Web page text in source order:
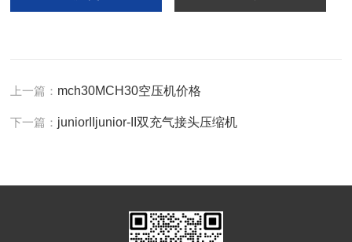
上一篇： mch30MCH30空压机价格
下一篇： juniorIIjunior-II双充气接头压缩机